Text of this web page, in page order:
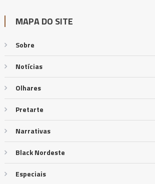
MAPA DO SITE
Sobre
Notícias
Olhares
Pretarte
Narrativas
Black Nordeste
Especiais